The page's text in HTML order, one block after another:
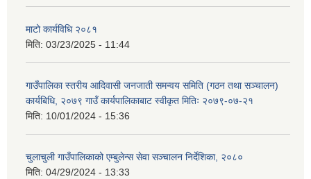
माटो कार्यविधि २०८१
मिति: 03/23/2025 - 11:44
गाउँपालिका स्तरीय आदिवासी जनजाती समन्वय समिति (गठन तथा सञ्चालन)
कार्यबिधि, २०७९ गाउँ कार्यपालिकाबाट स्वीकृत मितिः २०७९-०७-२१
मिति: 10/01/2024 - 15:36
चुलाचुली गाउँपालिकाको एम्बुलेन्स सेवा सञ्चालन निर्देशिका, २०८०
मिति: 04/29/2024 - 13:33